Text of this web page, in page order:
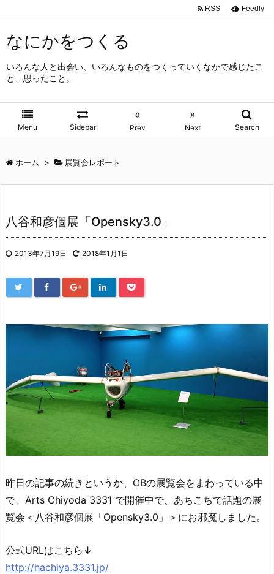
なにかをつくる
いろんな人と出会い、いろんなものをつくっていくなかで感じたこ
と、思ったこと。
Menu Sidebar
«
Prev
»
Next Search
RSS Feedly
ホーム > 展覧会レポート
八谷和彦個展「Opensky3.0」
2013年7月19日 2018年1月1日
昨日の記事の続きというか、OBの展覧会をまわっている中
で、Arts Chiyoda 3331 で開催中で、あちこちで話題の展
覧会＜八谷和彦個展「Opensky3.0」＞にお邪魔しました。
公式URLはこちら↓
http://hachiya.3331.jp/